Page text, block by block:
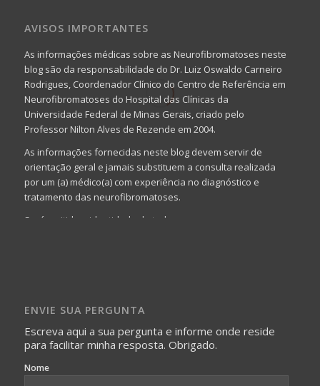
AVISOS IMPORTANTES
As informações médicas sobre as Neurofibromatoses neste
blog são da responsabilidade do Dr. Luiz Oswaldo Carneiro
Rodrigues, Coordenador Clínico do Centro de Referência em
Neurofibromatoses do Hospital das Clínicas da
Universidade Federal de Minas Gerais, criado pelo
Professor Nilton Alves de Rezende em 2004.
As informações fornecidas neste blog devem servir de
orientação geral e jamais substituem a consulta realizada
por um (a) médico(a) com experiência no diagnóstico e
tratamento das neurofibromatoses.
Será omitida a identidade de todas as pessoas que
identificação da pessoa fotografada.
ENVIE SUA PERGUNTA
Escreva aqui a sua pergunta e informe onde reside
para facilitar minha resposta. Obrigado.
Nome